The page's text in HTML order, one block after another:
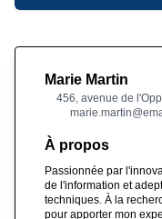
Marie Martin
456, avenue de
À propos
Passionnée par
de l'information et
techniques. À la
pour apporter mon